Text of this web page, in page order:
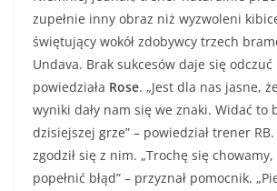
zupełnie inny obraz niż wyzwoleni
świętujący wokół zdobywcy trzech
Undava. Brak sukcesów daje się
powiedziała Rose. „Jest dla nas jasne,
wyniki dały nam się we znaki. Widać to
dzisiejszej grze” – powiedział trener
zgodził się z nim. „Trochę się
popełnić błąd” – przyznał pomocnik.